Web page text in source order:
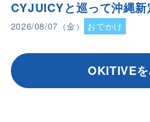
CYJUICYと巡って沖縄
2026/08/07（金） おでかけ
OKITIVE